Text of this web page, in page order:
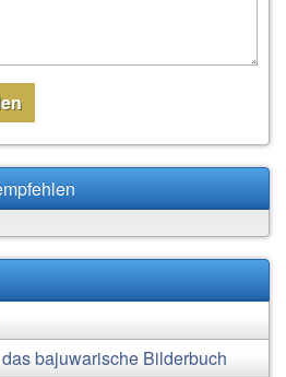
bajuwarische Bilderbuch